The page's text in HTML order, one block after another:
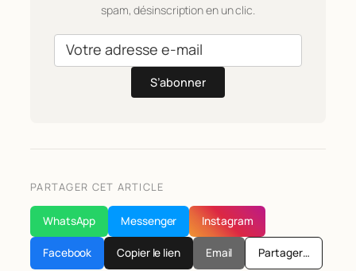
spam, désinscription en un clic.
S’abonner
PARTAGER CET ARTICLE
WhatsApp Messenger Instagram
Facebook Copier le lien Email Partager…